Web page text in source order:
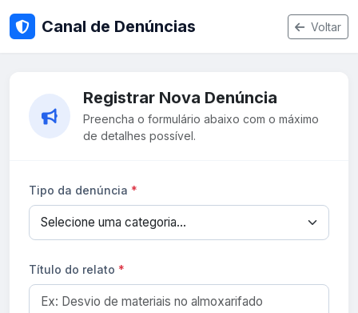
Canal de Denúncias Voltar
Registrar Nova Denúncia
Preencha o formulário abaixo com o máximo
de detalhes possível.
Tipo da denúncia *
Título do relato *